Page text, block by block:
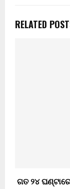
RELATED
ଗତ ୨୪